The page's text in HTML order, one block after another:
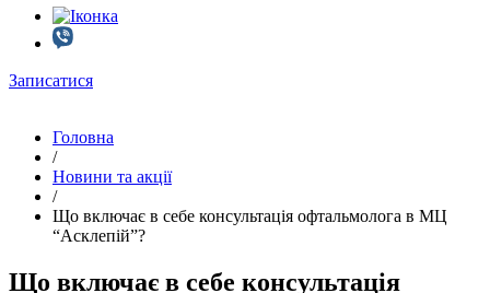
Записатися
Головна
/
Новини та акції
/
Що включає в себе консультація офтальмолога в МЦ
“Асклепій”?
Що включає в себе консультація